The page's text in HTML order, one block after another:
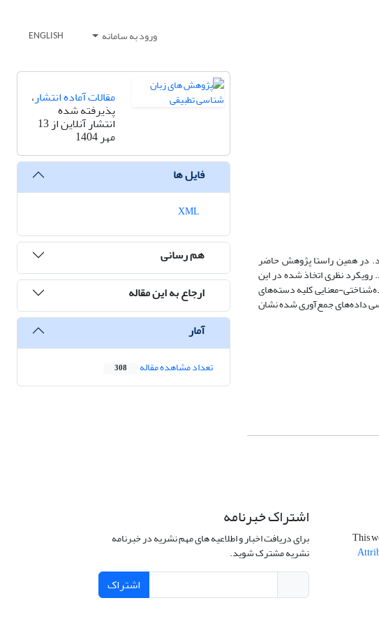
ورود به سامانه ENGLISH
در همین راستا پژوهش حاضر
رویکرد نظری اتخاذ شده در این
رده‌شناختی-معنایی کلیه دسته‌های
داده‌های جمع‌آوری شده نشان
مقالات آماده انتشار،
پذیرفته شده
انتشار آنلاین از 13
مهر 1404
فایل ها
هم رسانی
ارجاع به این مقاله
آمار
تعداد مشاهده مقاله 308
This
اشتراک خبرنامه
برای دریافت اخبار و اطلاعیه های مهم نشریه در خبرنامه
نشریه مشترک شوید.
اشتراک